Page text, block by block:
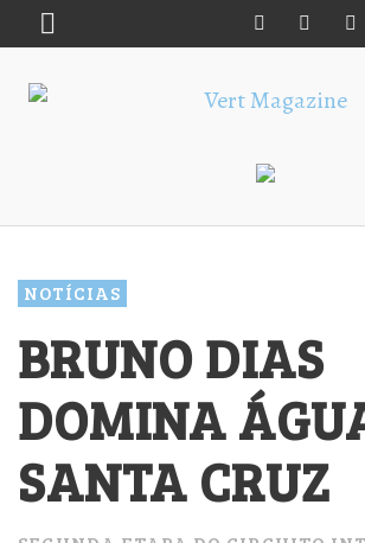
NOTÍCIAS
BRUNO DIAS
DOMINA
SANTA CRUZ